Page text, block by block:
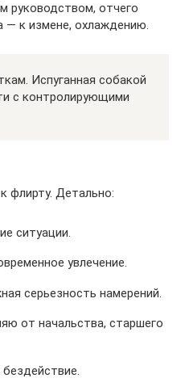
руководством, отчего
— к измене, охлаждению.
Испуганная собакой
с контролирующими
флирту. Детально:
ситуации.
увлечение.
серьезность намерений.
от начальства, старшего